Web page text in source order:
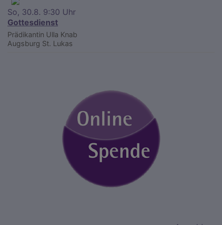
So, 30.8. 9:30 Uhr
Gottesdienst
Prädikantin Ulla Knab
Augsburg St. Lukas